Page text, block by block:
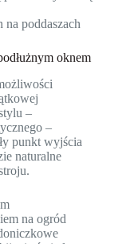
na poddaszach
oknem
–
–
punkt wyjścia
naturalne
na ogród